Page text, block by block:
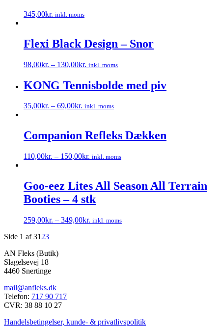
kan
vælges
varesiden
345,00kr. inkl. moms
har
flere
Mulighederne
vælges
på
varesiden
Flexi Black Design – Snor
98,00kr. – 130,00kr. inkl. moms
vare
har
varianter.
vælges
på
varesiden
KONG Tennisbolde med piv
35,00kr. – 69,00kr. inkl. moms
har
flere
Mulighederne
på
varesiden
Companion Refleks Dækken
110,00kr. – 150,00kr. inkl. moms
har
flere
varianter.
kan
vælges
på
Goo-eez Lites All Season All Terrain
Booties – 4 stk
259,00kr. – 349,00kr. inkl. moms
vare
flere
varianter.
Mulighederne
vælges
på
varesiden
Side 1 af 31 23
AN Fleks (Butik)
Slagelsevej 18
4460 Snertinge
mail@anfleks.dk
Telefon: 717 90 717
CVR: 38 88 10 27
Handelsbetingelser, kunde- & privatlivspolitik